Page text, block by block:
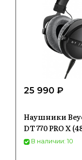
25 990 ₽
Наушники
DT 770 PRO X
В наличии: 10